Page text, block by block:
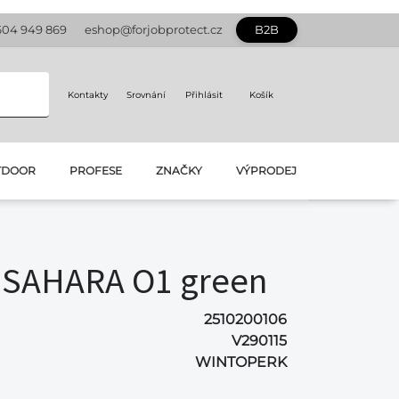
949 869 eshop@forjobprotect.cz B2B
Kontakty Srovnání Přihlásit Košík
PROFESE ZNAČKY VÝPRODEJ
O1 green
2510200106
V290115
WINTOPERK